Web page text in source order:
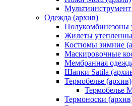
Одежда (архив)
Полукомбинезоны
Жилеты
Костюмы зимние
Маскировочные
Мембранная
Шапки Satila
Термобелье (архив)
Термобелье
Термоноски